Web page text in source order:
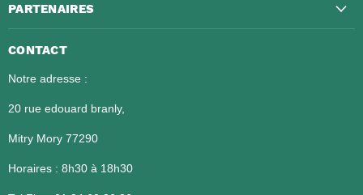
PARTENAIRES
CONTACT
Notre adresse :
20 rue edouard branly,
Mitry Mory 77290
Horaires : 8h30 à 18h30